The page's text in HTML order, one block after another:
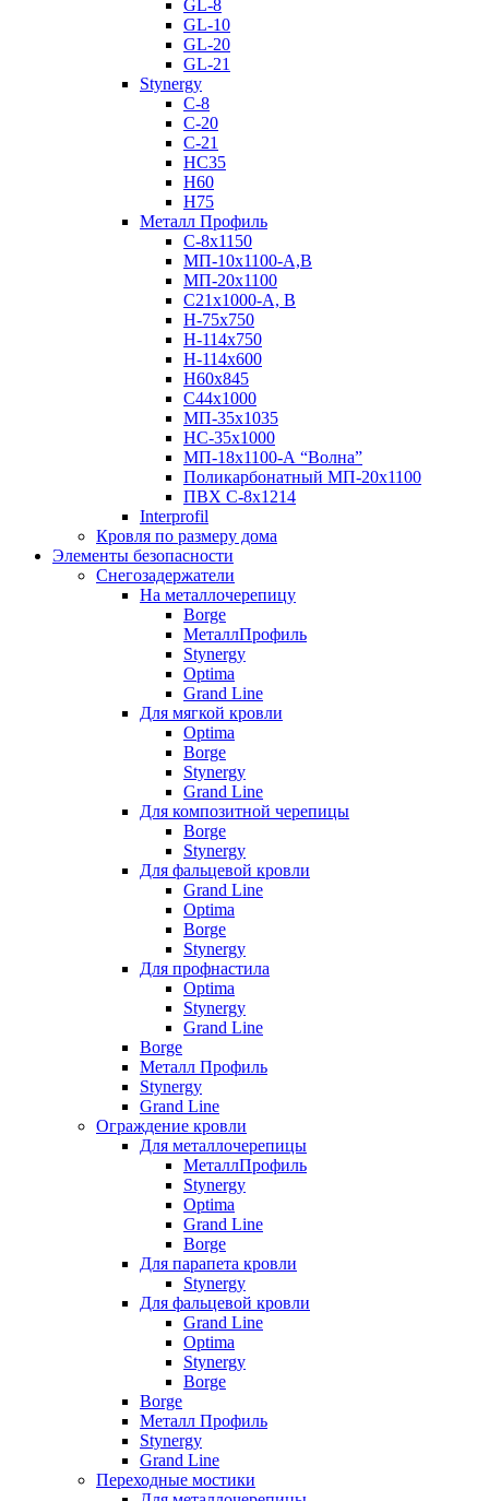
GL-8
GL-10
GL-20
GL-21
Stynergy
C-8
C-20
C-21
НС35
Н60
H75
Металл Профиль
С-8х1150
МП-10x1100-А,В
МП-20х1100
С21х1000-А, В
H-75х750
Н-114х750
Н-114х600
Н60х845
С44х1000
МП-35х1035
НС-35х1000
МП-18х1100-А “Волна”
Поликарбонатный МП-20х1100
ПВХ С-8х1214
Interprofil
Кровля по размеру дома
Элементы безопасности
Снегозадержатели
На металлочерепицу
Borge
МеталлПрофиль
Stynergy
Optima
Grand Line
Для мягкой кровли
Optima
Borge
Stynergy
Grand Line
Для композитной черепицы
Borge
Stynergy
Для фальцевой кровли
Grand Line
Optima
Borge
Stynergy
Для профнастила
Optima
Stynergy
Grand Line
Borge
Металл Профиль
Stynergy
Grand Line
Ограждение кровли
Для металлочерепицы
МеталлПрофиль
Stynergy
Optima
Grand Line
Borge
Для парапета кровли
Stynergy
Для фальцевой кровли
Grand Line
Optima
Stynergy
Borge
Borge
Металл Профиль
Stynergy
Grand Line
Переходные мостики